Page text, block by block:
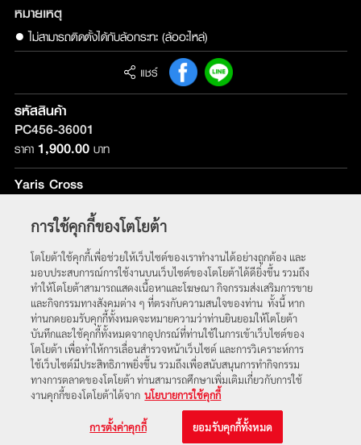
หมายเหตุ
แชร์
รหัสสินค้า
PC456-36001
ราคา 1,900.00บาท
Yaris Cross
หน้าหลัก
พบกับเราได้ที่
© 2563 บริษัท โตโยต้า มอเตอร์ ประเทศไทย จำกัด
เงื่อนไขการใช้งาน|นโยบายความเป็นส่วนตัว|นโยบายการใช้คุกกี้
การใช้คุกกี้ของโตโยต้า
โตโยต้าใช้คุกกี้เพื่อช่วยให้เว็บไซต์ของเราทำงานได้อย่างถูกต้อง และ
มอบประสบการณ์การใช้งานบนเว็บไซต์ของโตโยต้าได้ดียิ่งขึ้น รวมถึง
ทำให้โตโยต้าสามารถแสดงเนื้อหาและโฆษณา กิจกรรมส่งเสริมการขาย
และกิจกรรมทางสังคมต่าง ๆ ที่ตรงกับความสนใจของท่าน ทั้งนี้ หาก
ท่านกดยอมรับคุกกี้ทั้งหมดจะหมายความว่าท่านยินยอมให้โตโยต้า
บันทึกและใช้คุกกี้ทั้งหมดจากอุปกรณ์ที่ท่านใช้ในการเข้าเว็บไซต์ของ
โตโยต้า เพื่อทำให้การเลื่อนสำรวจหน้าเว็บไซต์ และการวิเคราะห์การ
ใช้เว็บไซต์มีประสิทธิภาพยิ่งขึ้น รวมถึงเพื่อสนับสนุนการทำกิจกรรม
ทางการตลาดของโตโยต้า ท่านสามารถศึกษาเพิ่มเติมเกี่ยวกับการใช้
งานคุกกี้ของโตโยต้าได้จาก นโยบายการใช้คุกกี้
การตั้งค่าคุกกี้ ยอมรับคุกกี้ทั้งหมด